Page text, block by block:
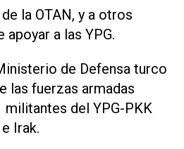
la OTAN, y a otros
apoyar a las YPG.
de Defensa turco
las fuerzas armadas
militantes del YPG-PKK
Irak.